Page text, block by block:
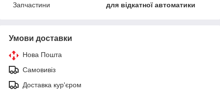
Запчастини
для відкатної автоматики
Умови доставки
Нова Пошта
Самовивіз
Доставка кур'єром